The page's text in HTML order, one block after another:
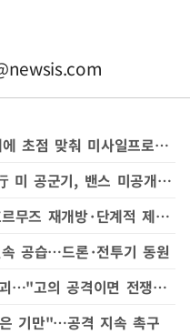
미-이란 최종협상, 핵·경제 문제에 초점 맞춰 미사일프로그램 제외…메흐르
美-이란 서명 임박했나…"유럽行 미 공군기, 밴스 미공개 일정 지원"
美·이란 종전 MOU 골자는…호르무즈 재개방·단계적 제재 완화
공습…드론·전투기 동원
美 공습에 이란 상수도 시설 파괴…"고의 공격이면 전쟁범죄"
기만"…공격 지속 촉구